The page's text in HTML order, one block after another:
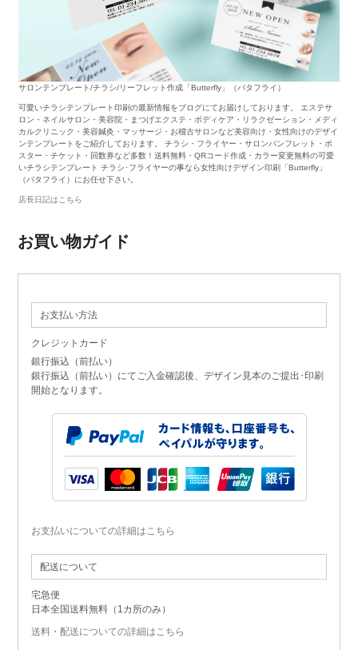
サロンテンプレート/チラシ/リーフレット作成「Butterfly」（バタフライ）
可愛いチラシテンプレート印刷の最新情報をブログにてお届けしております。 エステサ
ロン・ネイルサロン・美容院・まつげエクステ・ボディケア・リラクゼーション・メディ
カルクリニック・美容鍼灸・マッサージ・お稽古サロンなど美容向け・女性向けのデザイ
ンテンプレートをご紹介しております。 チラシ・フライヤー・サロンパンフレット・ポ
スター・チケット・回数券など多数！送料無料・QRコード作成・カラー変更無料の可愛
いチラシテンプレート チラシ･フライヤーの事なら女性向けデザイン印刷「Butterfly」
（バタフライ）にお任せ下さい。
店長日記はこちら
お買い物ガイド
お支払い方法
クレジットカード
銀行振込（前払い）
銀行振込（前払い）にてご入金確認後、デザイン見本のご提出･印刷
開始となります。
お支払いについての詳細はこちら
配送について
宅急便
日本全国送料無料（1カ所のみ）
送料・配送についての詳細はこちら